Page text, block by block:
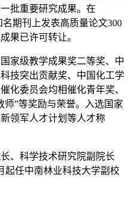
批重要研究成果。在
期刊上发表高质量论文300
果已许可转让。
家级教学成果奖二等奖、中
技突出贡献奖、中国化工学
化委员会均相催化青年奖、
”等奖励与荣誉。入选国家
领军人才计划等人才称
、科学技术研究院副院长
起任中南林业科技大学副校